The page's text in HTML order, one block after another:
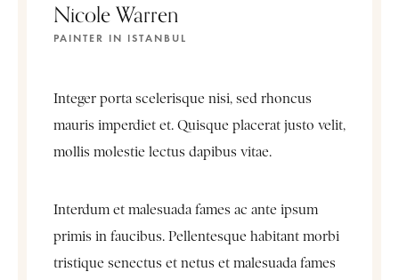
Nicole Warren
PAINTER IN ISTANBUL
Integer porta scelerisque nisi, sed rhoncus
mauris imperdiet et. Quisque placerat justo velit,
mollis molestie lectus dapibus vitae.
Interdum et malesuada fames ac ante ipsum
primis in faucibus. Pellentesque habitant morbi
tristique senectus et netus et malesuada fames